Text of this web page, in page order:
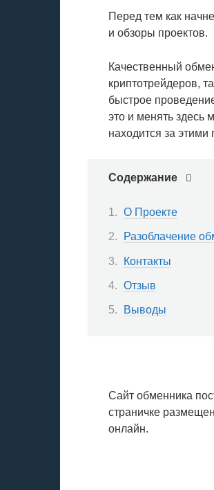
Перед тем как
и обзоры проектов.
Качественный
криптотрейдеров,
быстрое
это и менять здесь
находится за
Содержание
О Проекте
Разоблачение
Контакты
Отзыв
Выводы
Сайт обменника
страничке
онлайн.